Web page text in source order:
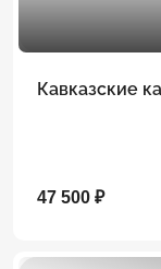
Кавказские
47 500 ₽